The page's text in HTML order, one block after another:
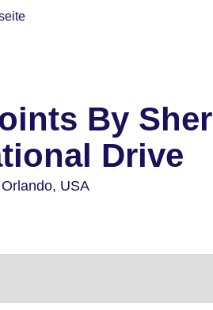
By
Drive
USA